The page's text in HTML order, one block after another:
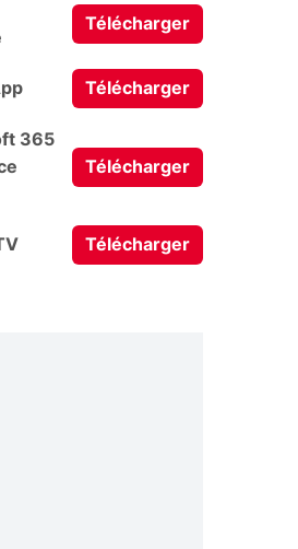
Télécharger
Télécharger
365
Télécharger
Télécharger